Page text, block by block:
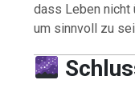
dass Leben nicht
um sinnvoll zu